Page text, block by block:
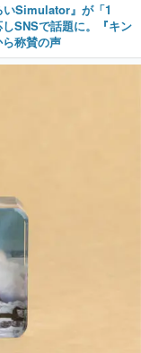
いSimulator』が「1
SNSで話題に。『キン
称賛の声